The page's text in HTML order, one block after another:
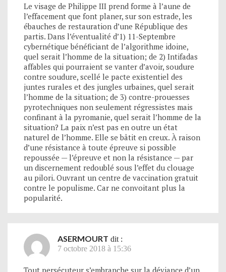
Le visage de Philippe III prend forme à l’aune de
l’effacement que font planer, sur son estrade, les
ébauches de restauration d’une République des
partis. Dans l’éventualité d’1) 11-Septembre
cybernétique bénéficiant de l’algorithme idoine,
quel serait l’homme de la situation; de 2) Intifadas
affables qui pourraient se vanter d’avoir, soudure
contre soudure, scellé le pacte existentiel des
juntes rurales et des jungles urbaines, quel serait
l’homme de la situation; de 3) contre-prouesses
pyrotechniques non seulement régressistes mais
confinant à la pyromanie, quel serait l’homme de la
situation? La paix n’est pas en outre un état
naturel de l’homme. Elle se bâtit en creux. À raison
d’une résistance à toute épreuve si possible
repoussée — l’épreuve et non la résistance — par
un discernement redoublé sous l’effet du clouage
au pilori. Ouvrant un centre de vaccination gratuit
contre le populisme. Car ne convoitant plus la
popularité.
ASERMOURT dit :
7 octobre 2018 à 15:36
Tout persécuteur s’embranche sur la déviance d’un